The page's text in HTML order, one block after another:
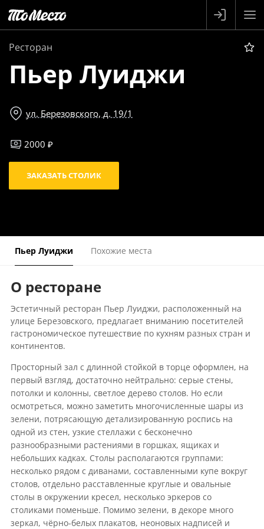
Ресторан
Пьер Луиджи
ул. Березовского, д. 19/1
2000 ₽
ЗАКАЗАТЬ СТОЛИК
Пьер Луиджи Похожие места
О ресторане
Эстетичный ресторан Пьер Луиджи, расположенный на
улице Березовского, предлагает вниманию посетителей
гастрономическое путешествие по кухням разных стран и
континентов.
Просторный зал с длинной стойкой в торце оформлен, на
первый взгляд, достаточно нейтрально: серые стены,
потолки и колонны, светлое дерево столов. Но если
осмотреться, можно заметить многочисленные шары из
зелени, потрясающую детализированную роспись на
одной из стен, узкие стеллажи с бесконечно
разнообразными растениями в горшках, ящиках и
небольших кадках. Столы располагаются группами:
несколько рядом с диванами, составленными купе вокруг
столов, отдельно расставленные круглые и овальные
столы в окружении кресел, несколько эркеров со
столиками поменьше. Помимо зелени, в декоре много
зеркал, чёрно-белых плакатов, неоновых надписей и